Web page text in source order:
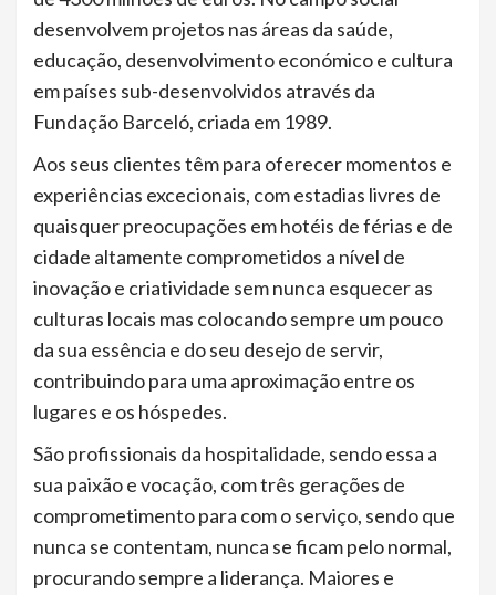
desenvolvem projetos nas áreas da saúde,
educação, desenvolvimento económico e cultura
em países sub-desenvolvidos através da
Fundação Barceló, criada em 1989.
Aos seus clientes têm para oferecer momentos e
experiências excecionais, com estadias livres de
quaisquer preocupações em hotéis de férias e de
cidade altamente comprometidos a nível de
inovação e criatividade sem nunca esquecer as
culturas locais mas colocando sempre um pouco
da sua essência e do seu desejo de servir,
contribuindo para uma aproximação entre os
lugares e os hóspedes.
São profissionais da hospitalidade, sendo essa a
sua paixão e vocação, com três gerações de
comprometimento para com o serviço, sendo que
nunca se contentam, nunca se ficam pelo normal,
procurando sempre a liderança. Maiores e